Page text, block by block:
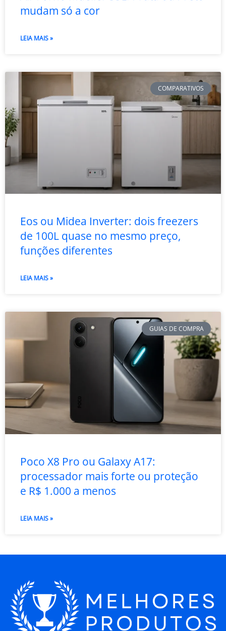
mudam só a cor
LEIA MAIS »
COMPARATIVOS
Eos ou Midea Inverter: dois freezers
de 100L quase no mesmo preço,
funções diferentes
LEIA MAIS »
GUIAS DE COMPRA
Poco X8 Pro ou Galaxy A17:
processador mais forte ou proteção
e R$ 1.000 a menos
LEIA MAIS »